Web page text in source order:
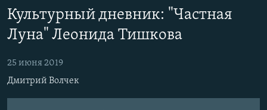
Вернутся
главной
Вернутся
поиску
МНЕНИЯ
КУЛЬТУРА
КАВКАЗ.РЕАЛИИ
СЕВЕР.РЕАЛИИ
Подписаться
Культурный дневник: "Частная
Луна" Леонида Тишкова
25 июня 2019
Дмитрий Волчек